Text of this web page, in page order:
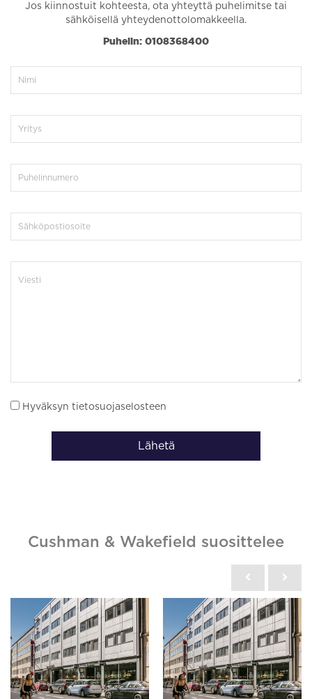
Jos kiinnostuit kohteesta, ota yhteyttä puhelimitse tai
sähköisellä yhteydenottolomakkeella.
Puhelin: 0108368400
Hyväksyn tietosuojaselosteen
Lähetä
Cushman & Wakefield suosittelee